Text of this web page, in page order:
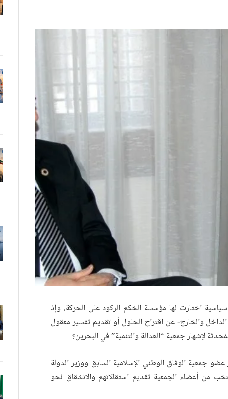
اختارت لها مؤسسة الحُكم الركود على الحركة، وإذ
والخارج- عن اقتراح الحلول أو تقديم تفسير معقول
لإشهار جمعية “العدالة والتنمية” في البحرين؟
الشاغرة إلى عام 2004. وقتئذ، اختار عضو جمعية الوفاق الوطني الإسلامية السابق ووزير الدولة
مع بعض النخب من أعضاء الجمعية تقديم استقالاتهم والانشقاق نحو